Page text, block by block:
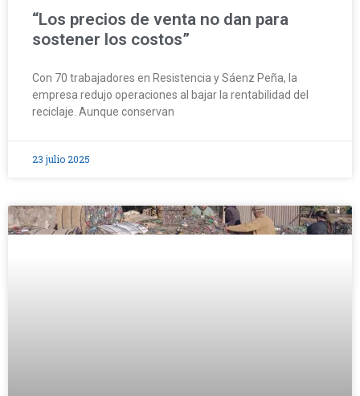
“Los precios de venta no dan para
sostener los costos”
Con 70 trabajadores en Resistencia y Sáenz Peña, la
empresa redujo operaciones al bajar la rentabilidad del
reciclaje. Aunque conservan
23 julio 2025